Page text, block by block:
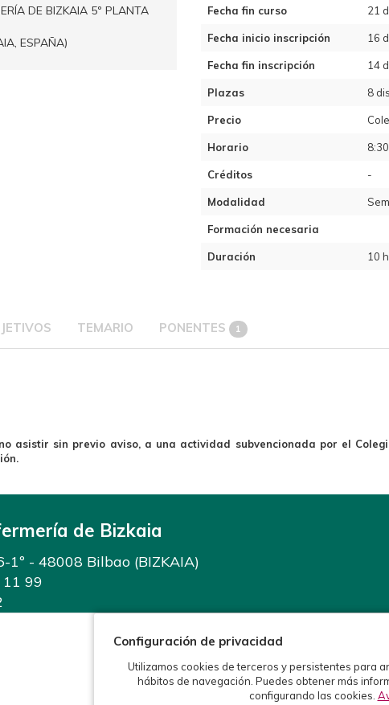
DE BIZKAIA 5º PLANTA
ESPAÑA)
Fecha fin curso 21
Fecha inicio inscripción 16
Fecha fin inscripción 14
Plazas 8
Precio
Horario
Créditos -
Modalidad
Formación necesaria
Duración 10
TEMARIO PONENTES 1
no asistir sin previo aviso, a una actividad subvencionada por el
de Bizkaia
1º - 48008 Bilbao (BIZKAIA)
99
Configuración de privacidad
Utilizamos cookies de terceros y persistentes para
hábitos de navegación. Puedes obtener más
configurando las cookies.